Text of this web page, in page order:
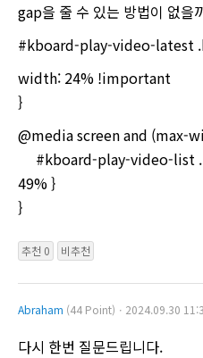
gap을 줄 수 있는 방법이 없을
#kboard-play-video-latest
width: 24% !important
}
@media screen and (max-
#kboard-play-video-list
49% }
}
추천 0 비추천
Abraham (44 Point)ㆍ2024.09.30
다시 한번 질문드립니다.